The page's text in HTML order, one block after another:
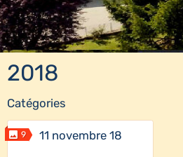
2018
Catégories
9 11 novembre 18